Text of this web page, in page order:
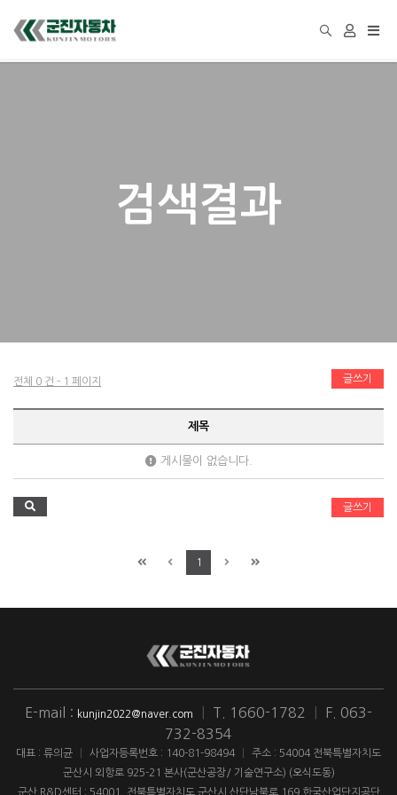
검색결과
전체 0 건 - 1 페이지 글쓰기
제목
게시물이 없습니다.
글쓰기
1
E-mail : kunjin2022@naver.com T. 1660-1782
F. 063-
732-8354
대표 : 류의균 사업자등록번호 : 140-81-98494
주소 : 54004 전북특별자치도
군산시 외항로 925-21 본사(군산공장/ 기술연구소) (오식도동)
군산 R&D센터 : 54001. 전북특별자치도 군산시 산단남북로 169 한국산업단지공단